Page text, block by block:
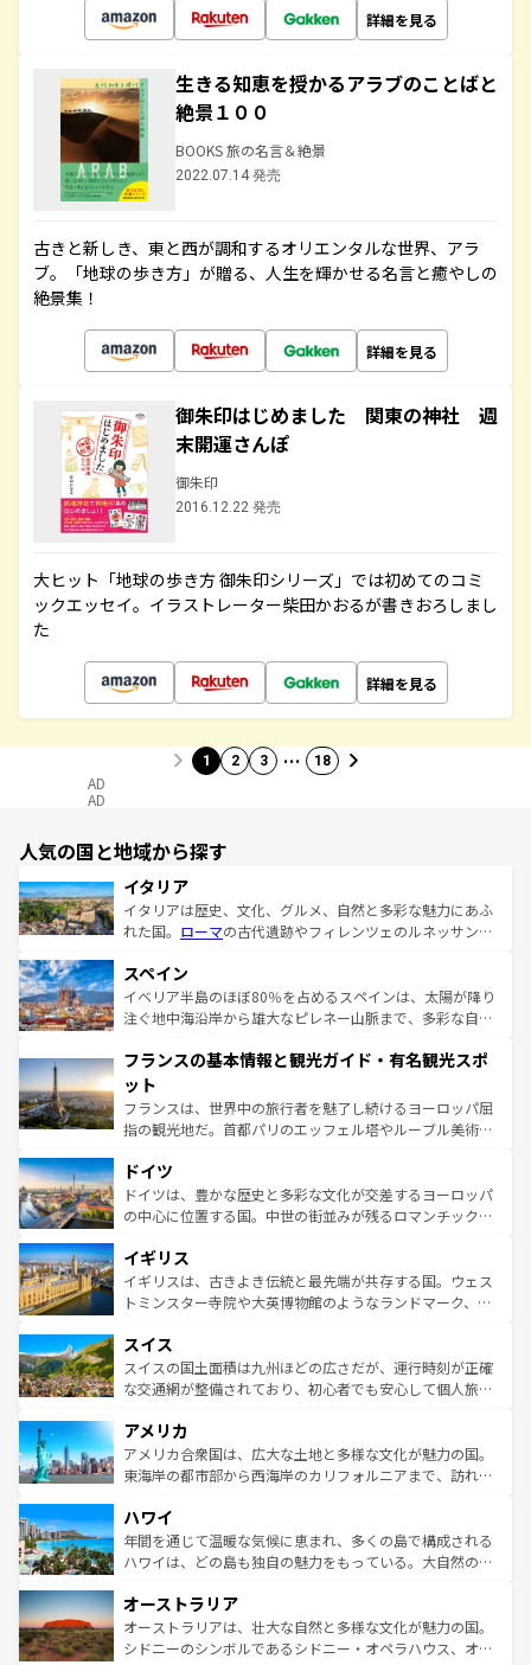
詳細を見る
生きる知恵を授かるアラブのことばと
絶景１００
BOOKS 旅の名言＆絶景
2022.07.14 発売
古きと新しき、東と西が調和するオリエンタルな世界、アラ
ブ。「地球の歩き方」が贈る、人生を輝かせる名言と癒やしの
絶景集！
詳細を見る
御朱印はじめました 関東の神社 週
末開運さんぽ
御朱印
2016.12.22 発売
大ヒット「地球の歩き方 御朱印シリーズ」では初めてのコミ
ックエッセイ。イラストレーター柴田かおるが書きおろしまし
た
詳細を見る
1 2 3 … 18
AD
AD
人気の国と地域から探す
イタリア
イタリアは歴史、文化、グルメ、自然と多彩な魅力にあふ
れた国。 ローマの古代遺跡やフィレンツェのルネッサンス
ろん、トスカーナの美しい田園風景やアマルフィ海岸の絶
景など、自然景観も見逃せない。観光の合間には、本場の
ピザやパスタなど、絶品のイタリア料理を堪能することも
ませてくれるイタリアで、忘れられない旅をしてみよう！
なお、新着のイタリア情報は
しい。
スペイン
イベリア半島のほぼ80％を占めるスペインは、太陽が降り
注ぐ地中海沿岸から雄大なピレネー山脈まで、多彩な自然
文化が根付くこの国では、情熱的なフラメンコ、熱気あふ
れる闘牛、そして美味しいタパスが生活の一部となってい
る。首都マドリードの洗練された雰囲気や、バルセロナの
アートに溢れた街角から、地方では古代ローマ遺跡や中世
せる。地方によって風土や気候が異なるスペインはその個
性で訪れる人を魅了する。 なお、新着のスペイン情報は コ
ンテンツ一覧を参照してほしい。
フランスの基本情報と観光ガイド・有名観光スポ
ット
フランスは、世界中の旅行者を魅了し続けるヨーロッパ屈
指の観光地だ。首都パリのエッフェル塔やルーブル美術館
で、幅広い魅力が詰まっている。華麗な宮殿、歴史的な大
聖堂、美しいビーチ、そして豊かな自然が、訪れる者を心
から魅了する。また、フランスは美食の国としても知ら
いる。シャンパンの発祥地であるランス、プロヴァンスの
香り高いラベンダー畑など、多彩な楽しみ方が可能だ。さ
らに、パリ以外の地域にも魅力が溢れており、どの街角に
れる地方に足を運ぶとそれぞれで全く異なる文化を体験で
きるだろう。 なお、新着のフランス情報はコンテンツ一覧
を参照してほしい。
ドイツ
ドイツは、豊かな歴史と多彩な文化が交差するヨーロッパ
の中心に位置する国。中世の街並みが残るロマンチック街
顔を持つこの国は、どこを歩いても飽きることがない。ベ
ルリンの文化的活気、バイエルン州のアルプスの絶景、そ
してライン川沿いのワイン畑といった風景は必見。ビール
は、お酒好きな人にはぜひ体験してほしい。 なお、新着の
ドイツ情報はコンテンツ一覧を参照してほしい。
イギリス
イギリスは、古きよき伝統と最先端が共存する国。ウェス
トミンスター寺院や大英博物館のようなランドマーク、歴
リアごとに異なる魅力がある。また、優雅なアフタヌーン
ティー、ビール好きにはたまらない英国パブ、サッカー観
戦など、本場だからこそできる体験も豊富。イギリスを旅
ンツ一覧を参照してほしい。
スイス
スイスの国土面積は九州ほどの広さだが、運行時刻が正確
な交通網が整備されており、初心者でも安心して個人旅行
の建物がそのまま残る町や、スイスならではのユニークな
博物館もあり、アルプス観光だけでなく町歩きも満喫する
ことができる。国民の所得が高いため物価も高いが、旅行
ば市内交通費無料で観光を楽しむこともできる。 なお、新
着のスイス情報はコンテンツ一覧 を参照してほしい。
アメリカ
アメリカ合衆国は、広大な土地と多様な文化が魅力の国。
東海岸の都市部から西海岸のカリフォルニアまで、訪れる
のような巨大都市は、観光、ショッピング、エンターテイ
ンメントが詰まった刺激的なスポットだ。一方、アメリカ
西部には大自然が広がり、グランドキャニオンやイエロー
部のニューオーリンズでは、音楽と美食が融合した独特の
文化が魅力。旅行者はアメリカの各地域で異なる魅力を楽
しみながら、その多様性と豊かな歴史を感じることができ
ハワイ
年間を通じて温暖な気候に恵まれ、多くの島で構成される
ハワイは、どの島も独自の魅力をもっている。大自然の神
ワイ島は見逃せない。また、定番の観光地といえばオアフ
島だが、静かな自然を求めるならマウイ島やカウアイ島が
おすすめ。エメラルドグリーンに輝く海をはじめ、豊かな
オーストラリア
オーストラリアは、壮大な自然と多様な文化が魅力の国。
シドニーのシンボルであるシドニー・オペラハウス、オー